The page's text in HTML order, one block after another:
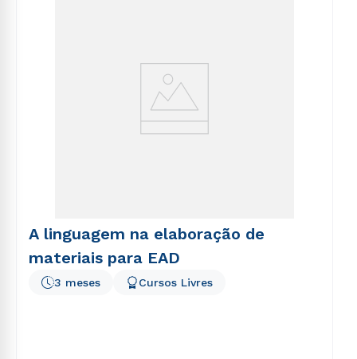
A linguagem na elaboração de
materiais para EAD
3 meses Cursos Livres